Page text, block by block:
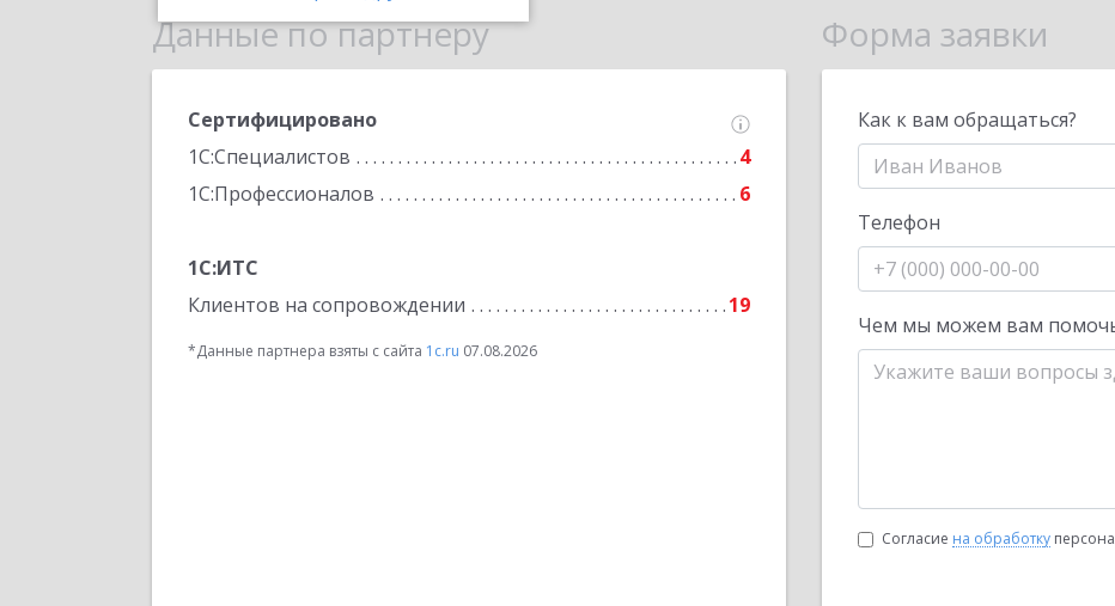
Данные по партнеру
Сертифицировано
1С:Специалистов
4
1С:Профессионалов
6
1С:ИТС
Клиентов на сопровождении
19
*Данные партнера взяты с сайта 1c.ru 07.08.2026
Форма заявки
Как к вам обращаться?
Телефон
Чем мы можем вам
Согласие на обработку